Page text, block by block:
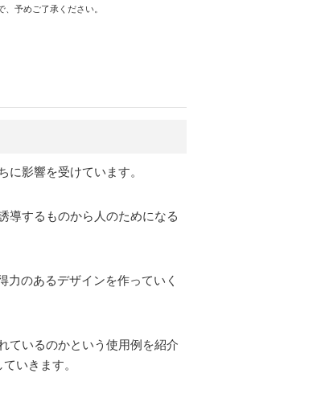
、予めご了承ください。
影響を受けています。
導するものから人のためになる
のあるデザインを作っていく
ているのかという使用例を紹介
いきます。